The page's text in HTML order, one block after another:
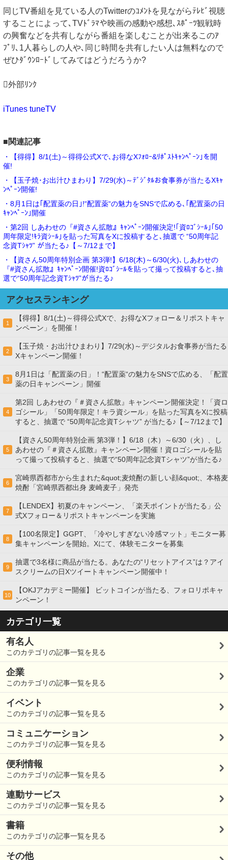
同じTV番組を見ている人のTwitterのｺﾒﾝﾄを見ながらﾃﾚﾋﾞ視聴
することによって､TVﾄﾞﾗﾏや映画の感動や感想､ｽﾎﾟｰﾂ観戦時
の興奮などを共有しながら番組を楽しむことが出来るこのｱ
ﾌﾟﾘ､1人暮らしの人や､同じ時間を共有したい人は無料なので
ぜひﾀﾞｳﾝﾛｰﾄﾞしてみてはどうだろうか?
外部ﾘﾝｸ
iTunes tuneTV
■関連記事
・【得得】8/1(土)～得得公式Xで､お得なXﾌｫﾛｰ&ﾘﾎﾟｽﾄｷｬﾝﾍﾟｰﾝ｣を開
催!
・【玉子焼･お出汁ひまわり】7/29(水)～ﾃﾞｼﾞﾀﾙお食事券が当たるXｷｬ
ﾝﾍﾟｰﾝ開催!
・8月1日は｢配置薬の日｣!“配置薬“の魅力をSNSで広める､｢配置薬の日
ｷｬﾝﾍﾟｰﾝ｣開催
・第2回 しあわせの『#資さん拡散』ｷｬﾝﾍﾟｰﾝ開催決定!｢資ﾛｺﾞｼｰﾙ｣｢50
周年限定!ｷﾗ資ｼｰﾙ｣を貼った写真をXに投稿すると､抽選で “50周年記
念資Tｼｬﾂ” が当たる♪【～7/12まで】
・【資さん50周年特別企画 第3弾!】6/18(木)～6/30(火)､しあわせの
『#資さん拡散』ｷｬﾝﾍﾟｰﾝ開催!資ﾛｺﾞｼｰﾙを貼って撮って投稿すると､抽
選で“50周年記念資Tｼｬﾂ”が当たる♪
アクセスランキング
1
【得得】8/1(土)～得得公式Xで、お得なXフォロー＆リポストキャ
ンペーン」を開催！
2
【玉子焼・お出汁ひまわり】7/29(水)～デジタルお食事券が当たる
Xキャンペーン開催！
3
8月1日は「配置薬の日」！“配置薬“の魅力をSNSで広める、「配置
薬の日キャンペーン」開催
4
第2回 しあわせの『＃資さん拡散』キャンペーン開催決定！「資ロ
ゴシール」「50周年限定！キラ資シール」を貼った写真をXに投稿
すると、抽選で “50周年記念資Tシャツ” が当たる♪【～7/12まで】
5
【資さん50周年特別企画 第3弾！】6/18（木）～6/30（火）、し
あわせの『＃資さん拡散』キャンペーン開催！資ロゴシールを貼
って撮って投稿すると、抽選で“50周年記念資Tシャツ”が当たる♪
6
宮崎県西都市から生まれた&quot;麦焼酎の新しい顔&quot;、本格麦
焼酎「宮崎県西都出身 麦崎麦子」発売
7
【LENDEX】初夏のキャンペーン、「楽天ポイントが当たる」公
式Xフォロー＆リポストキャンペーンを実施
8
【100名限定】GGPT、「冷やしすぎない冷感マット」モニター募
集キャンペーンを開始。Xにて、体験モニターを募集
9
抽選で3名様に商品が当たる。あなたの“リセットアイス”は？アイ
スクリームの日Xツイートキャンペーン開催中！
10
【OKJアカデミー開催】 ビットコインが当たる、フォロリポキャ
ンペーン！
カテゴリ一覧
有名人
このカテゴリの記事一覧を見る
企業
このカテゴリの記事一覧を見る
イベント
このカテゴリの記事一覧を見る
コミュニケーション
このカテゴリの記事一覧を見る
便利情報
このカテゴリの記事一覧を見る
連動サービス
このカテゴリの記事一覧を見る
書籍
このカテゴリの記事一覧を見る
その他